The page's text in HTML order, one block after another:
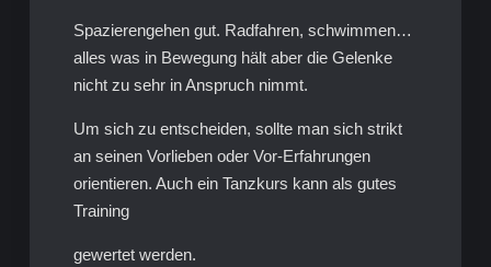
Spazierengehen gut. Radfahren, schwimmen…
alles was in Bewegung hält aber die Gelenke
nicht zu sehr in Anspruch nimmt.
Um sich zu entscheiden, sollte man sich strikt
an seinen Vorlieben oder Vor-Erfahrungen
orientieren. Auch ein Tanzkurs kann als gutes
Training
gewertet werden.